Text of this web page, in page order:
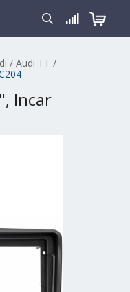
/ Audi TT /
Incar